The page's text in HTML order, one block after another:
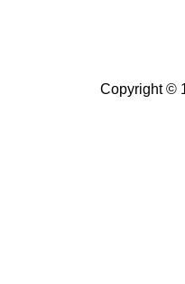
Copyright ©